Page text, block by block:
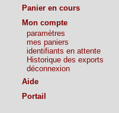
Panier en cours
Mon compte
paramètres
mes paniers
identifiants en attente
Historique des exports
déconnexion
Aide
Portail